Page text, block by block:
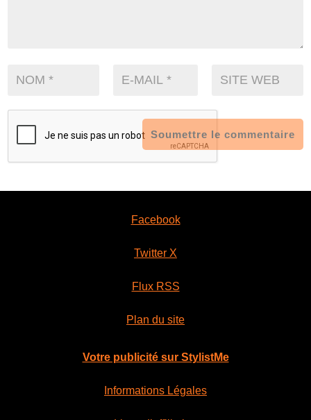
Soumettre le commentaire
Facebook
Twitter X
Flux RSS
Plan du site
Votre publicité sur StylistMe
Informations Légales